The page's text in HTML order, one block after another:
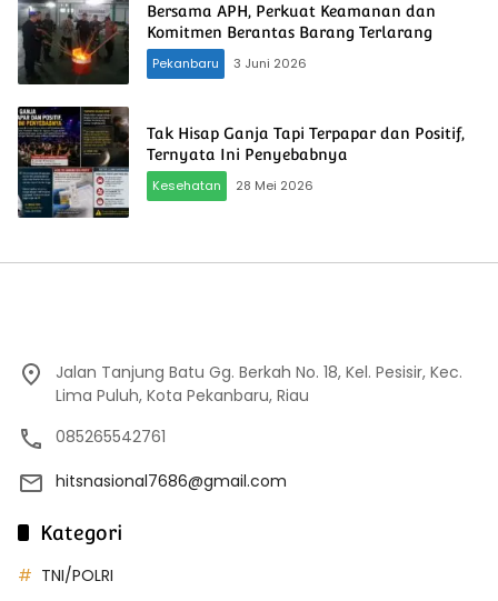
Bersama APH, Perkuat Keamanan dan
Komitmen Berantas Barang Terlarang
Pekanbaru
3 Juni 2026
Tak Hisap Ganja Tapi Terpapar dan Positif,
Ternyata Ini Penyebabnya
Kesehatan
28 Mei 2026
Jalan Tanjung Batu Gg. Berkah No. 18, Kel. Pesisir, Kec.
Lima Puluh, Kota Pekanbaru, Riau
085265542761
hitsnasional7686@gmail.com
Kategori
TNI/POLRI